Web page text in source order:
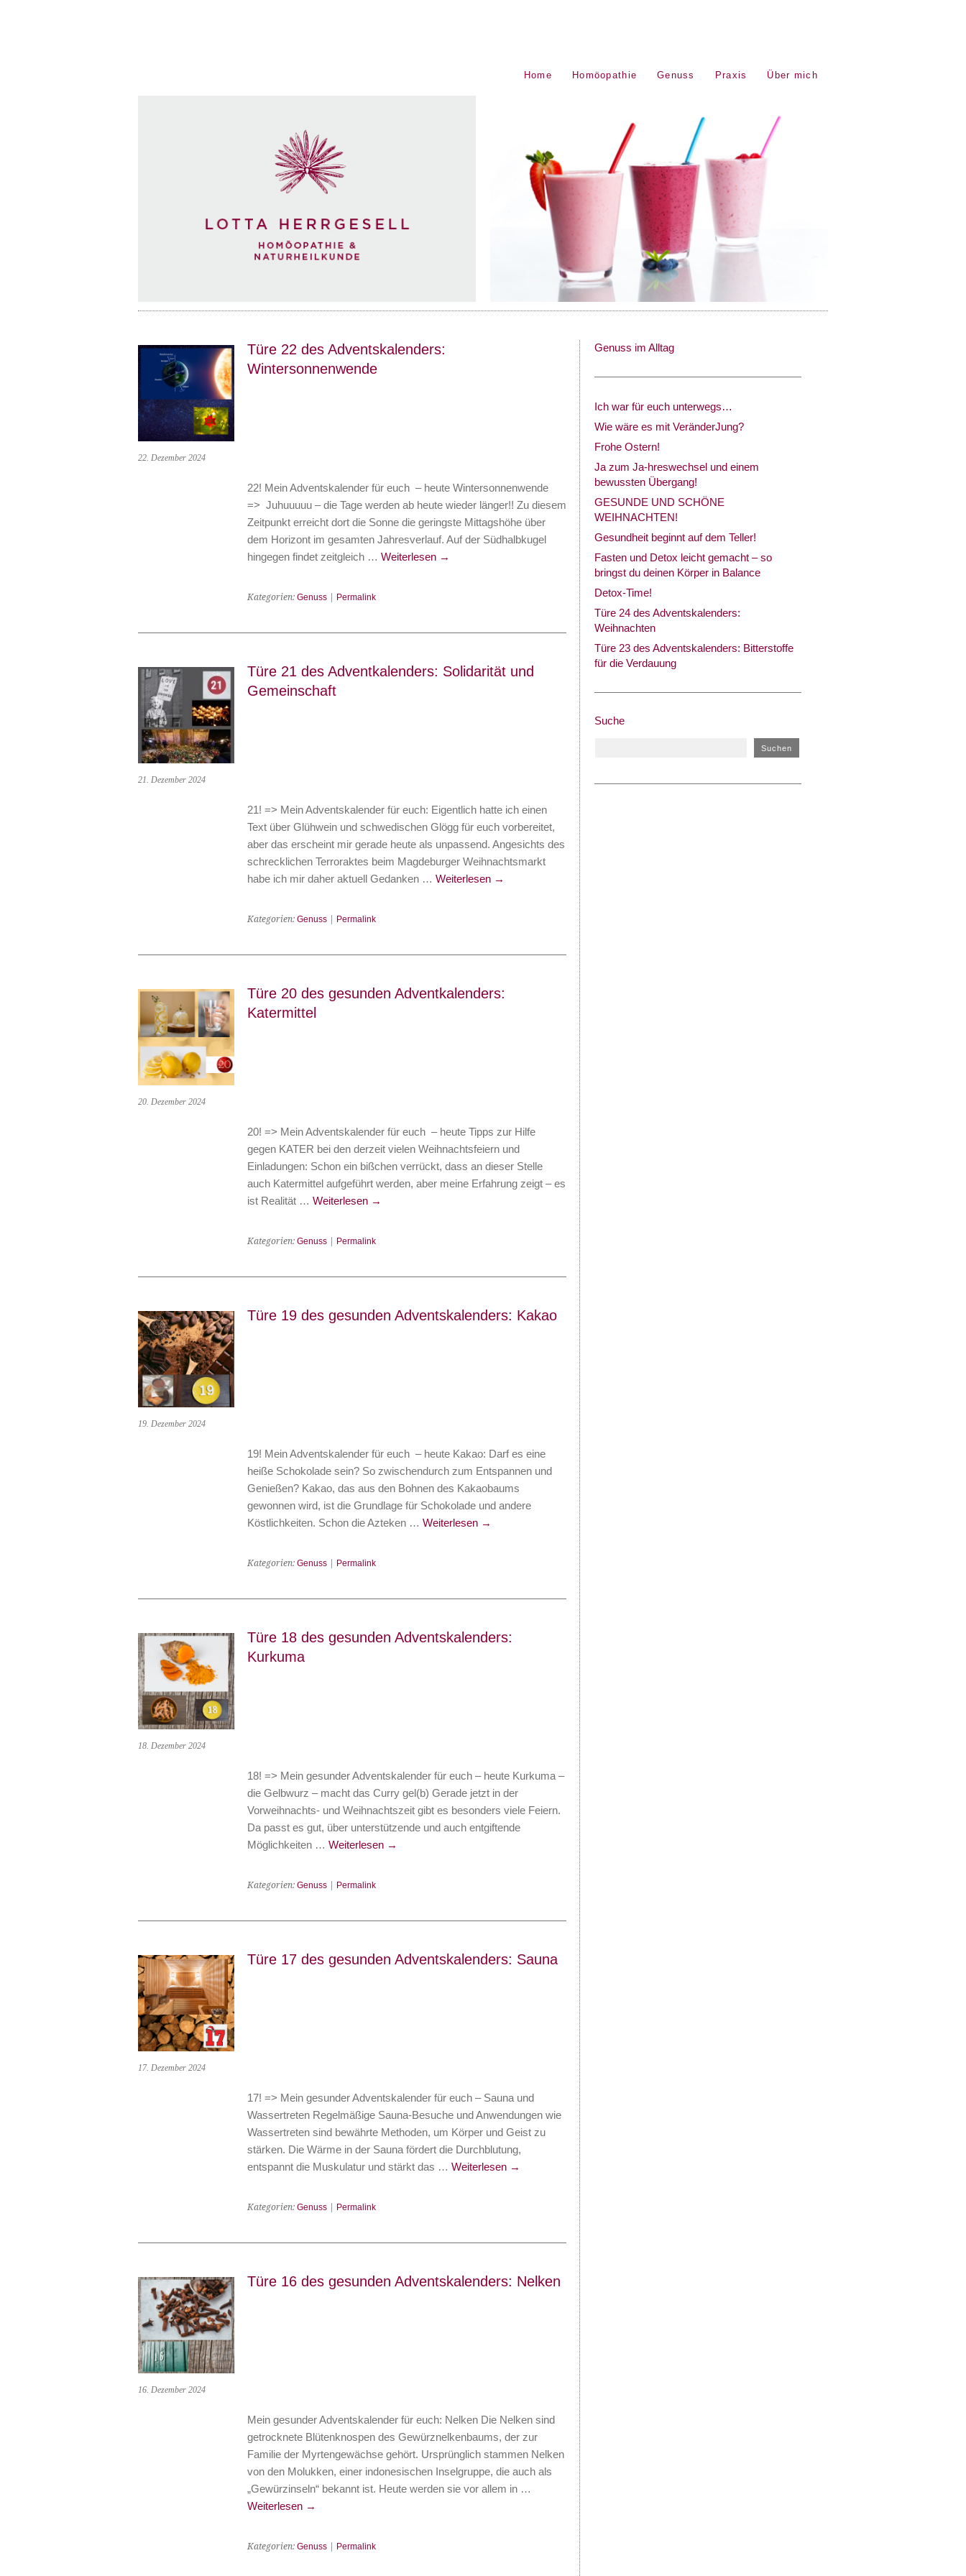
Home Homöopathie Genuss Praxis Über mich
22. Dezember 2024
Türe 22 des Adventskalenders:
Wintersonnenwende
22! Mein Adventskalender für euch – heute Wintersonnenwende
=> Juhuuuuu – die Tage werden ab heute wieder länger!! Zu diesem
Zeitpunkt erreicht dort die Sonne die geringste Mittagshöhe über
dem Horizont im gesamten Jahresverlauf. Auf der Südhalbkugel
hingegen findet zeitgleich … Weiterlesen →
Kategorien: Genuss| Permalink
21. Dezember 2024
Türe 21 des Adventkalenders: Solidarität und
Gemeinschaft
21! => Mein Adventskalender für euch: Eigentlich hatte ich einen
Text über Glühwein und schwedischen Glögg für euch vorbereitet,
aber das erscheint mir gerade heute als unpassend. Angesichts des
schrecklichen Terroraktes beim Magdeburger Weihnachtsmarkt
habe ich mir daher aktuell Gedanken … Weiterlesen →
Kategorien: Genuss| Permalink
20. Dezember 2024
Türe 20 des gesunden Adventkalenders:
Katermittel
20! => Mein Adventskalender für euch – heute Tipps zur Hilfe
gegen KATER bei den derzeit vielen Weihnachtsfeiern und
Einladungen: Schon ein bißchen verrückt, dass an dieser Stelle
auch Katermittel aufgeführt werden, aber meine Erfahrung zeigt – es
ist Realität … Weiterlesen →
Kategorien: Genuss| Permalink
19. Dezember 2024
Türe 19 des gesunden Adventskalenders: Kakao
19! Mein Adventskalender für euch – heute Kakao: Darf es eine
heiße Schokolade sein? So zwischendurch zum Entspannen und
Genießen? Kakao, das aus den Bohnen des Kakaobaums
gewonnen wird, ist die Grundlage für Schokolade und andere
Köstlichkeiten. Schon die Azteken … Weiterlesen →
Kategorien: Genuss| Permalink
18. Dezember 2024
Türe 18 des gesunden Adventskalenders:
Kurkuma
18! => Mein gesunder Adventskalender für euch – heute Kurkuma –
die Gelbwurz – macht das Curry gel(b) Gerade jetzt in der
Vorweihnachts- und Weihnachtszeit gibt es besonders viele Feiern.
Da passt es gut, über unterstützende und auch entgiftende
Möglichkeiten … Weiterlesen →
Kategorien: Genuss| Permalink
17. Dezember 2024
Türe 17 des gesunden Adventskalenders: Sauna
17! => Mein gesunder Adventskalender für euch – Sauna und
Wassertreten Regelmäßige Sauna-Besuche und Anwendungen wie
Wassertreten sind bewährte Methoden, um Körper und Geist zu
stärken. Die Wärme in der Sauna fördert die Durchblutung,
entspannt die Muskulatur und stärkt das … Weiterlesen →
Kategorien: Genuss| Permalink
16. Dezember 2024
Türe 16 des gesunden Adventskalenders: Nelken
Mein gesunder Adventskalender für euch: Nelken Die Nelken sind
getrocknete Blütenknospen des Gewürznelkenbaums, der zur
Familie der Myrtengewächse gehört. Ursprünglich stammen Nelken
von den Molukken, einer indonesischen Inselgruppe, die auch als
„Gewürzinseln“ bekannt ist. Heute werden sie vor allem in …
Weiterlesen →
Kategorien: Genuss| Permalink
Genuss im Alltag
Ich war für euch unterwegs…
Wie wäre es mit VeränderJung?
Frohe Ostern!
Ja zum Ja-hreswechsel und einem
bewussten Übergang!
GESUNDE UND SCHÖNE
WEIHNACHTEN!
Gesundheit beginnt auf dem Teller!
Fasten und Detox leicht gemacht – so
bringst du deinen Körper in Balance
Detox-Time!
Türe 24 des Adventskalenders:
Weihnachten
Türe 23 des Adventskalenders: Bitterstoffe
für die Verdauung
Suche